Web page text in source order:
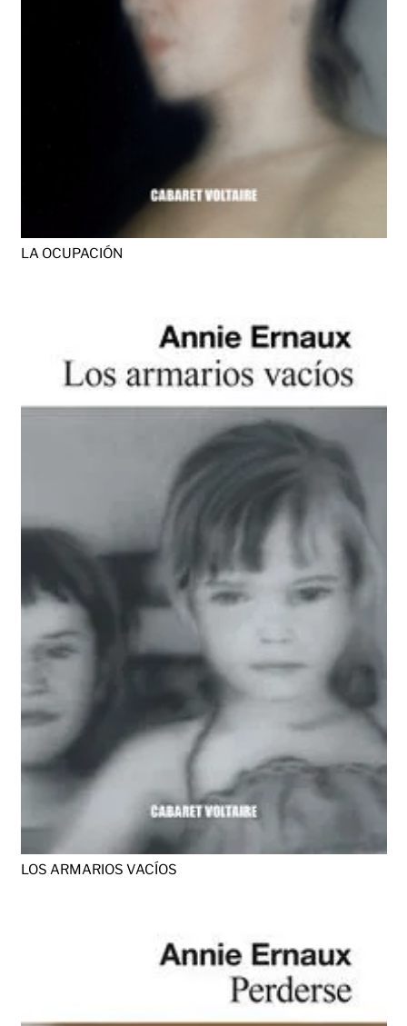
LA OCUPACIÓN
LOS ARMARIOS VACÍOS